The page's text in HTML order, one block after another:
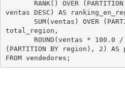
ventas DESC) AS
total_region,
(PARTITION BY region), 2) AS